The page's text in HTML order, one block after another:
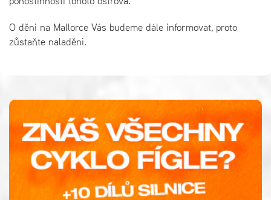
O děni na Mallorce Vás budeme dále informovat, proto
zůstaňte naladěni.